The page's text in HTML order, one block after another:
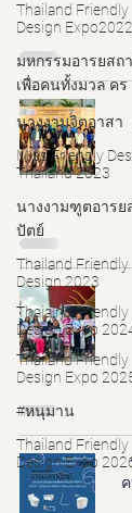
Thailand Friendly
Design Expo2022
มหกรรมอารยสถ
เพื่อคนทั้งมวล คร
นางงามจิตอาสา
Miss Friendly
Thailand 2023
นางงามฑูตอารย
ปัตย์
Thailand Friendly
Design 2023
Thaialnd Friendly
Design Expo
Thailand Friendly
Design Expo
#หนุมาน
Thailand Friendly
Design Expo